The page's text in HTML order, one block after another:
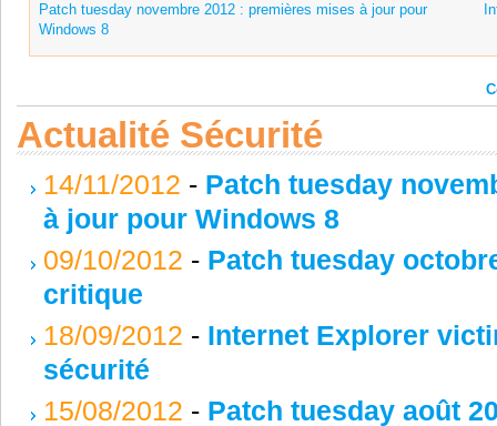
Patch tuesday novembre 2012 : premières mises à jour pour
Windows 8
Actualité Sécurité
14/11/2012 - Patch tuesday
à jour pour Windows 8
09/10/2012 - Patch tuesday
critique
18/09/2012 - Internet Explorer
sécurité
15/08/2012 - Patch tuesday août